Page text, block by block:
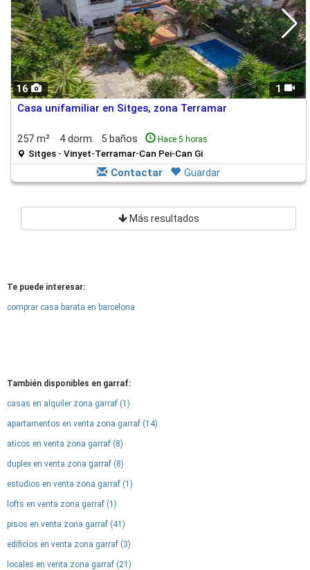
16
1
Casa unifamiliar en Sitges, zona Terramar
257 m² 4 dorm. 5 baños Hace 5 horas
Sitges - Vinyet-Terramar-Can Pei-Can Gi
Contactar Guardar
Más resultados
Te puede interesar:
comprar casa barata en barcelona
También disponibles en garraf:
casas en alquiler zona garraf (1)
apartamentos en venta zona garraf (14)
aticos en venta zona garraf (8)
duplex en venta zona garraf (8)
estudios en venta zona garraf (1)
lofts en venta zona garraf (1)
pisos en venta zona garraf (41)
edificios en venta zona garraf (3)
locales en venta zona garraf (21)